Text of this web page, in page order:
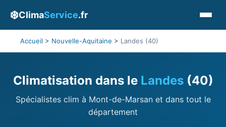
❄️ClimaService.fr
Accueil > Nouvelle-Aquitaine > Landes (40)
Climatisation dans le Landes(40)
Spécialistes clim à Mont-de-Marsan et dans tout le
département